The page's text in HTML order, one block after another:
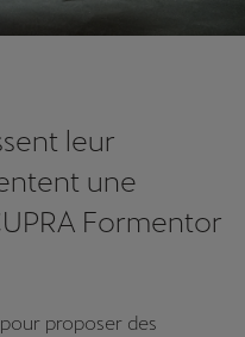
leur
une
Formentor
proposer des